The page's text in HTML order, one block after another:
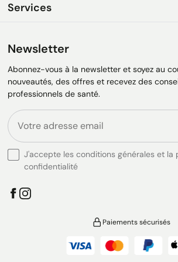
Services
Newsletter
Abonnez-vous à la newsletter et soyez au
nouveautés, des offres et recevez des
professionnels de santé.
J'accepte les conditions générales et la
confidentialité
Paiements sécurisés